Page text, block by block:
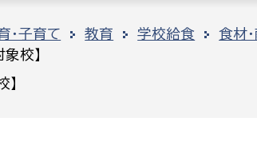
・ハザードマップ
分野を選択
・子育て 教育 学校給食 食材
校】